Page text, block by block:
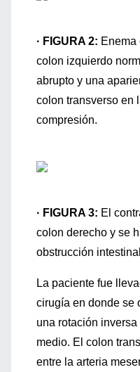
· FIGURA 2: Enema
colon izquierdo
abrupto y una
colon transverso en
compresión.
· FIGURA 3: El
colon derecho y se
obstrucción
La paciente fue
cirugía en donde se
una rotación
medio. El colon
entre la arteria